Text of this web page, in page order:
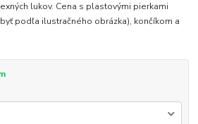
lukov. Cena s plastovými pierkami
podľa ilustračného obrázka), končíkom a